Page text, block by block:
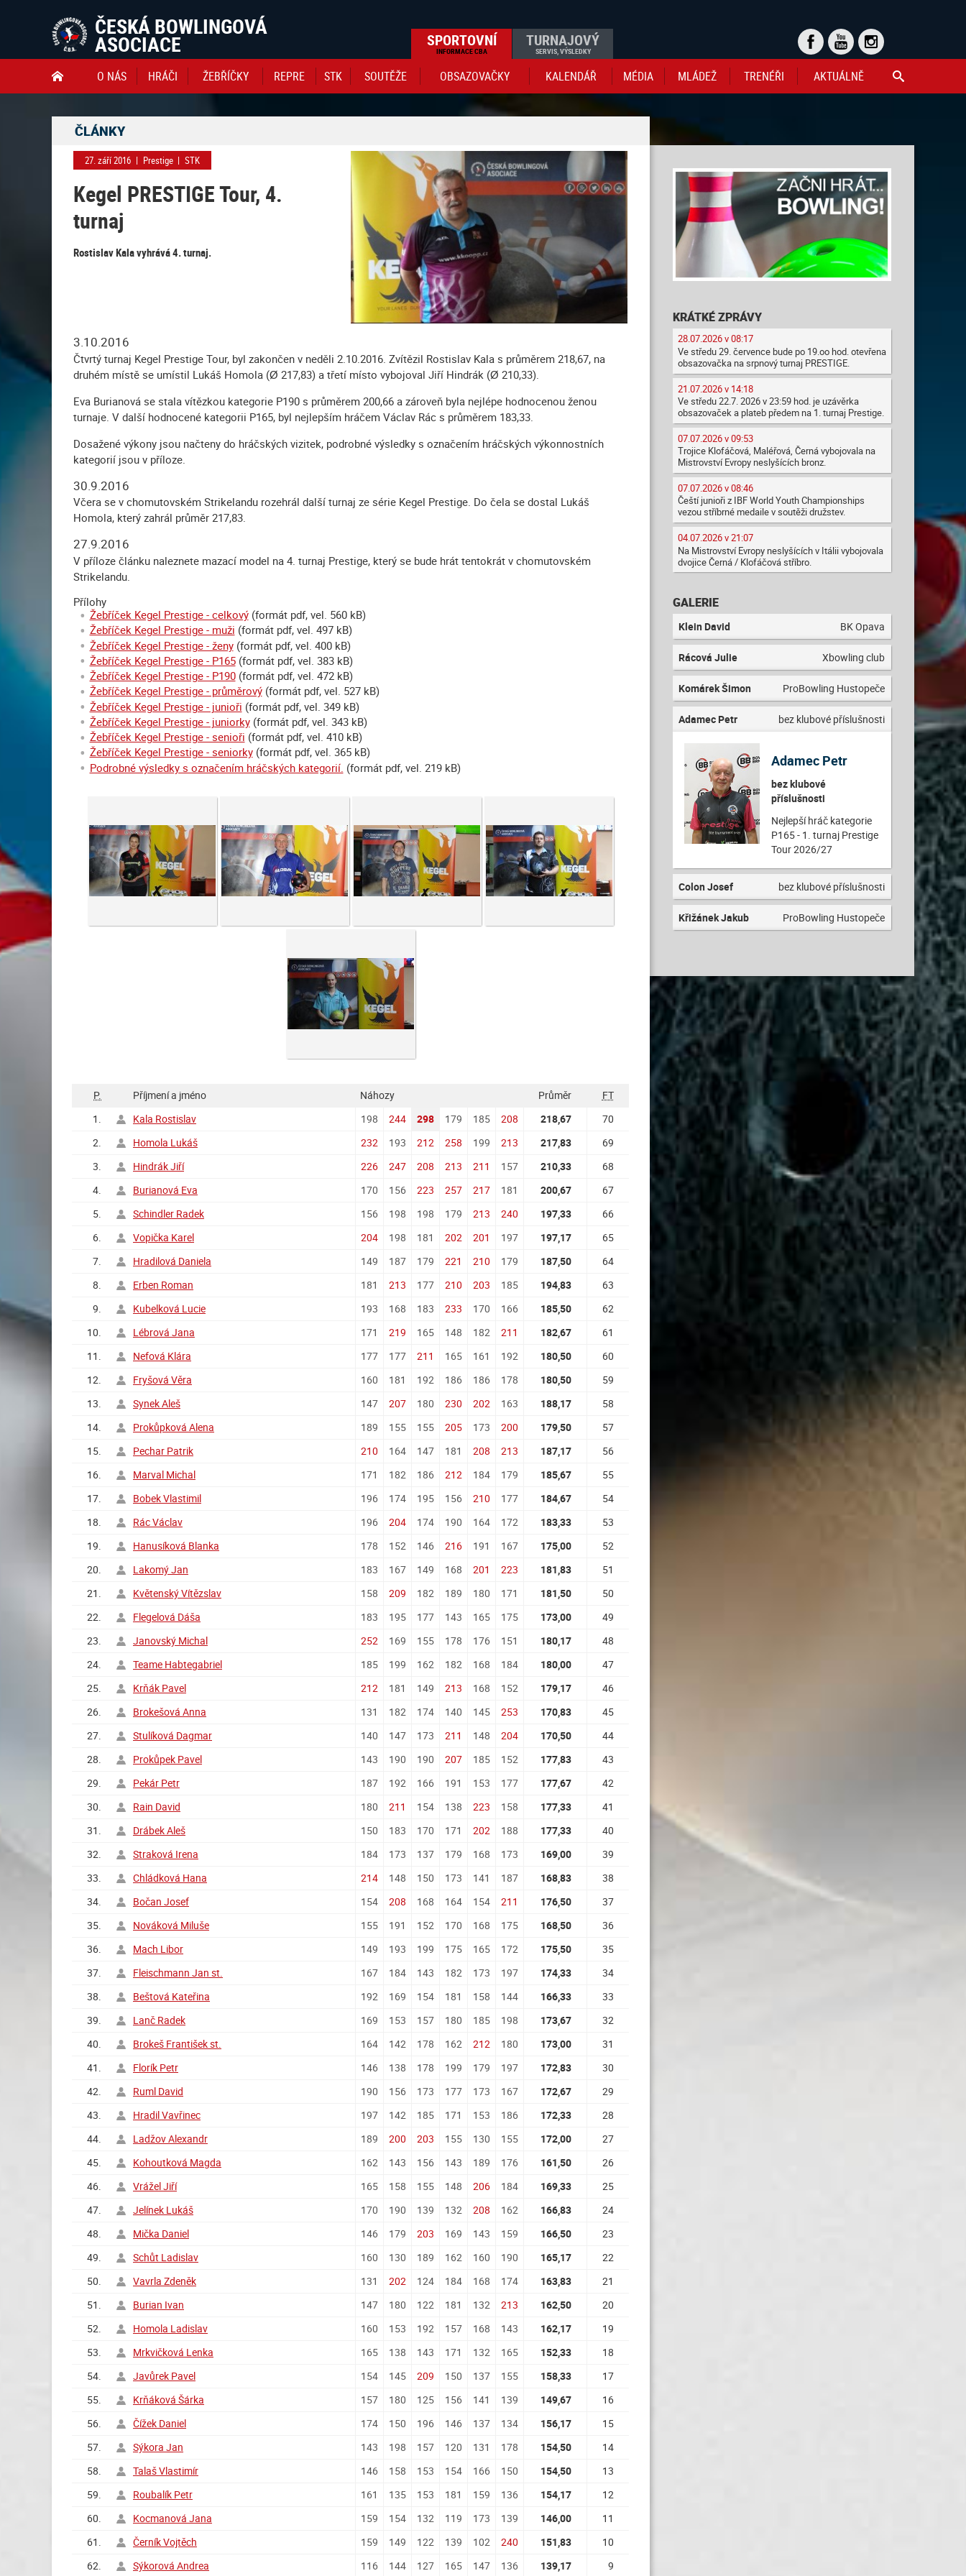
ČESKÁ BOWLINGOVÁ
ASOCIACE SPORTOVNÍ
INFORMACE CBA
TURNAJOVÝ
SERVIS, VÝSLEDKY

 O NÁS HRÁČI ŽEBŘÍČKY REPRE STK SOUTĚŽE OBSAZOVAČKY KALENDÁŘ MÉDIA MLÁDEŽ TRENÉŘI AKTUÁLNĚ
ČLÁNKY
27. září 2016 | Prestige | STK
Kegel PRESTIGE Tour, 4.
turnaj
Rostislav Kala vyhrává 4. turnaj.
3.10.2016
Čtvrtý turnaj Kegel Prestige Tour, byl zakončen v neděli 2.10.2016. Zvítězil Rostislav Kala s průměrem 218,67, na
druhém místě se umístil Lukáš Homola (Ø 217,83) a třetí místo vybojoval Jiří Hindrák (Ø 210,33).
Eva Burianová se stala vítězkou kategorie P190 s průměrem 200,66 a zároveň byla nejlépe hodnocenou ženou
turnaje. V další hodnocené kategorii P165, byl nejlepším hráčem Václav Rác s průměrem 183,33.
Dosažené výkony jsou načteny do hráčských vizitek, podrobné výsledky s označením hráčských výkonnostních
kategorií jsou v příloze.
30.9.2016
Včera se v chomutovském Strikelandu rozehrál další turnaj ze série Kegel Prestige. Do čela se dostal Lukáš
Homola, který zahrál průměr 217,83.
27.9.2016
V příloze článku naleznete mazací model na 4. turnaj Prestige, který se bude hrát tentokrát v chomutovském
Strikelandu.
Přílohy
Žebříček Kegel Prestige - celkový(formát pdf, vel. 560 kB)
Žebříček Kegel Prestige - muži (formát pdf, vel. 497 kB)
Žebříček Kegel Prestige - ženy(formát pdf, vel. 400 kB)
Žebříček Kegel Prestige - P165(formát pdf, vel. 383 kB)
Žebříček Kegel Prestige - P190(formát pdf, vel. 472 kB)
Žebříček Kegel Prestige - průměrový(formát pdf, vel. 527 kB)
Žebříček Kegel Prestige - junioři (formát pdf, vel. 349 kB)
Žebříček Kegel Prestige - juniorky(formát pdf, vel. 343 kB)
Žebříček Kegel Prestige - senioři (formát pdf, vel. 410 kB)
Žebříček Kegel Prestige - seniorky(formát pdf, vel. 365 kB)
Podrobné výsledky s označením hráčských kategorií. (formát pdf, vel. 219 kB)
P. Příjmení a jméno Náhozy Průměr
FT
1.
Kala Rostislav 198 244 298 179 185 208 218,67
70
2.
Homola Lukáš 232 193 212 258 199 213 217,83
69
3.
Hindrák Jiří 226 247 208 213 211 157 210,33
68
4.
Burianová Eva 170 156 223 257 217 181 200,67
67
5.
Schindler Radek 156 198 198 179 213 240 197,33
66
6.
Vopička Karel 204 198 181 202 201 197 197,17
65
7.
Hradilová Daniela 149 187 179 221 210 179 187,50
64
8.
Erben Roman 181 213 177 210 203 185 194,83
63
9.
Kubelková Lucie 193 168 183 233 170 166 185,50
62
10.
Lébrová Jana 171 219 165 148 182 211 182,67
61
11.
Nefová Klára 177 177 211 165 161 192 180,50
60
12.
Fryšová Věra 160 181 192 186 186 178 180,50
59
13.
Synek Aleš 147 207 180 230 202 163 188,17
58
14.
Prokůpková Alena 189 155 155 205 173 200 179,50
57
15.
Pechar Patrik 210 164 147 181 208 213 187,17
56
16.
Marval Michal 171 182 186 212 184 179 185,67
55
17.
Bobek Vlastimil 196 174 195 156 210 177 184,67
54
18.
Rác Václav 196 204 174 190 164 172 183,33
53
19.
Hanusíková Blanka 178 152 146 216 191 167 175,00
52
20.
Lakomý Jan 183 167 149 168 201 223 181,83
51
21.
Květenský Vítězslav 158 209 182 189 180 171 181,50
50
22.
Flegelová Dáša 183 195 177 143 165 175 173,00
49
23.
Janovský Michal 252 169 155 178 176 151 180,17
48
24.
Teame Habtegabriel 185 199 162 182 168 184 180,00
47
25.
Krňák Pavel 212 181 149 213 168 152 179,17
46
26.
Brokešová Anna 131 182 174 140 145 253 170,83
45
27.
Stulíková Dagmar 140 147 173 211 148 204 170,50
44
28.
Prokůpek Pavel 143 190 190 207 185 152 177,83
43
29.
Pekár Petr 187 192 166 191 153 177 177,67
42
30.
Rain David 180 211 154 138 223 158 177,33
41
31.
Drábek Aleš 150 183 170 171 202 188 177,33
40
32.
Straková Irena 184 173 137 179 168 173 169,00
39
33.
Chládková Hana 214 148 150 173 141 187 168,83
38
34.
Bočan Josef 154 208 168 164 154 211 176,50
37
35.
Nováková Miluše 155 191 152 170 168 175 168,50
36
36.
Mach Libor 149 193 199 175 165 172 175,50
35
37.
Fleischmann Jan st. 167 184 143 182 173 197 174,33
34
38.
Beštová Kateřina 192 169 154 181 158 144 166,33
33
39.
Lanč Radek 169 153 157 180 185 198 173,67
32
40.
Brokeš František st. 164 142 178 162 212 180 173,00
31
41.
Florík Petr 146 138 178 199 179 197 172,83
30
42.
Ruml David 190 156 173 177 173 167 172,67
29
43.
Hradil Vavřinec 197 142 185 171 153 186 172,33
28
44.
Ladžov Alexandr 189 200 203 155 130 155 172,00
27
45.
Kohoutková Magda 162 143 156 143 189 176 161,50
26
46.
Vrážel Jiří 165 158 155 148 206 184 169,33
25
47.
Jelínek Lukáš 170 190 139 132 208 162 166,83
24
48.
Mička Daniel 146 179 203 169 143 159 166,50
23
49.
Schůt Ladislav 160 130 189 162 160 190 165,17
22
50.
Vavrla Zdeněk 131 202 124 184 168 174 163,83
21
51.
Burian Ivan 147 180 122 181 132 213 162,50
20
52.
Homola Ladislav 160 153 192 157 168 143 162,17
19
53.
Mrkvičková Lenka 165 138 143 171 132 165 152,33
18
54.
Javůrek Pavel 154 145 209 150 137 155 158,33
17
55.
Krňáková Šárka 157 180 125 156 141 139 149,67
16
56.
Čížek Daniel 174 150 196 146 137 134 156,17
15
57.
Sýkora Jan 143 198 157 120 131 178 154,50
14
58.
Talaš Vlastimír 146 158 153 154 166 150 154,50
13
59.
Roubalík Petr 161 135 153 181 159 136 154,17
12
60.
Kocmanová Jana 159 154 132 119 173 139 146,00
11
61.
Černík Vojtěch 159 149 122 139 102 240 151,83
10
62.
Sýkorová Andrea 116 144 127 165 147 136 139,17 9
KRÁTKÉ ZPRÁVY
28.07.2026 v 08:17
Ve středu 29. července bude po 19.oo hod. otevřena
obsazovačka na srpnový turnaj PRESTIGE.
21.07.2026 v 14:18
Ve středu 22.7. 2026 v 23:59 hod. je uzávěrka
obsazovaček a plateb předem na 1. turnaj Prestige.
07.07.2026 v 09:53
Trojice Klofáčová, Maléřová, Černá vybojovala na
Mistrovství Evropy neslyšících bronz.
07.07.2026 v 08:46
Čeští junioři z IBF World Youth Championships
vezou stříbrné medaile v soutěži družstev.
04.07.2026 v 21:07
Na Mistrovství Evropy neslyšících v Itálii vybojovala
dvojice Černá / Klofáčová stříbro.
GALERIE
Klein David BK Opava
Rácová Julie Xbowling club
Komárek Šimon ProBowling Hustopeče
Adamec Petr bez klubové příslušnosti
Adamec Petr
bez klubové
příslušnosti
Nejlepší hráč kategorie
P165 - 1. turnaj Prestige
Tour 2026/27
Colon Josef bez klubové příslušnosti
Křižánek Jakub ProBowling Hustopeče